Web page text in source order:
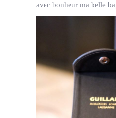
avec bonheur ma belle